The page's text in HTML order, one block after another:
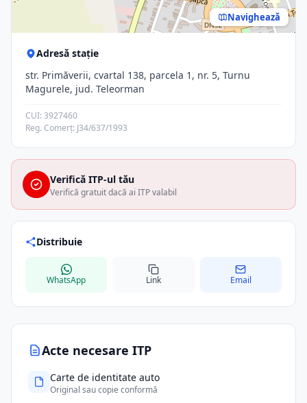
Acte necesare ITP
Carte de identitate auto
Original sau copie conformă
Navighează
Adresă stație
str. Primăverii, cvartal 138, parcela 1, nr. 5, Turnu
Magurele, jud. Teleorman
CUI: 3927460
Reg. Comerț: J34/637/1993
Verifică ITP-ul tău
Verifică gratuit dacă ai ITP valabil
Distribuie
WhatsApp Link Email